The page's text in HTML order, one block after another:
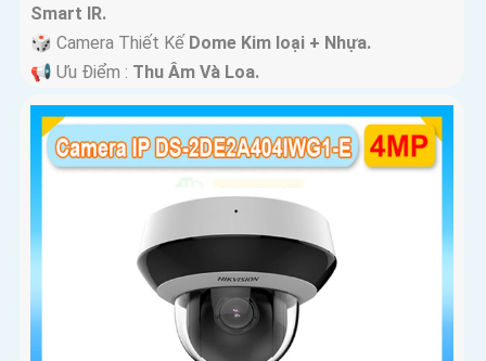
Smart IR.
🎲 Camera Thiết Kế Dome Kim loại + Nhựa.
️📢 Ưu Điểm : Thu Âm Và Loa.